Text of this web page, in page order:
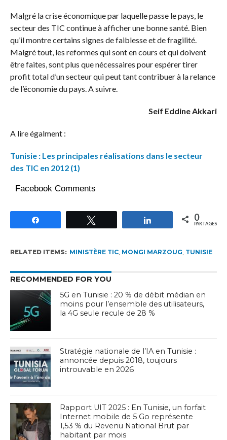
Malgré la crise économique par laquelle passe le pays, le
secteur des TIC continue à afficher une bonne santé. Bien
qu’il montre certains signes de faiblesse et de fragilité.
Malgré tout, les reformes qui sont en cours et qui doivent
être faites, sont plus que nécessaires pour espérer tirer
profit total d’un secteur qui peut tant contribuer à la relance
de l’économie du pays. A suivre.
Seif Eddine Akkari
A lire égalment :
Tunisie : Les principales réalisations dans le secteur
des TIC en 2012 (1)
Facebook Comments
Partagez 0
PARTAGES
RELATED ITEMS: MINISTÈRE TIC, MONGI MARZOUG TUNISIE
RECOMMENDED FOR YOU
5G en Tunisie : 20 % de débit médian en
moins pour l’ensemble des utilisateurs,
la 4G seule recule de 28 %
Stratégie nationale de l’IA en Tunisie :
annoncée depuis 2018, toujours
introuvable en 2026
Rapport UIT 2025 : En Tunisie, un forfait
Internet mobile de 5 Go représente
1,53 % du Revenu National Brut par
habitant par mois